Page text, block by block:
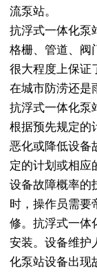
流泵站。
抗浮式一体化泵
格栅、管道、阀
很大程度上保证
在城市防涝还是
抗浮式一体化泵
根据预先规定的
恶化或降低设备
定的计划或相应
设备故障概率的
时，操作员需要
修。抗浮式一体
安装。设备维护
化泵站设备出现